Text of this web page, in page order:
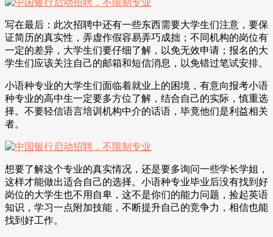
写在最后：此次招聘中还有一些东西需要大学生们注意，要保
证简历的真实性，弄虚作假容易弄巧成拙；不同机构的岗位有
一定的差异，大学生们要仔细了解，以免无效申请；报名的大
学生们应该关注自己的邮箱和短信消息，以免错过笔试安排。
小语种专业的大学生们面临着就业上的困境，有意向报考小语
种专业的高中生一定要多方位了解，结合自己的实际，慎重选
择。不要轻信语言培训机构中介的话语，毕竟他们是利益相关
者。
想要了解这个专业的真实情况，还是要多询问一些学长学姐，
这样才能做出适合自己的选择。小语种专业毕业后没有找到好
岗位的大学生也不用自卑，这不是你们的能力问题，捡起英语
知识，学习一点附加技能，不断提升自己的竞争力，相信也能
找到好工作。